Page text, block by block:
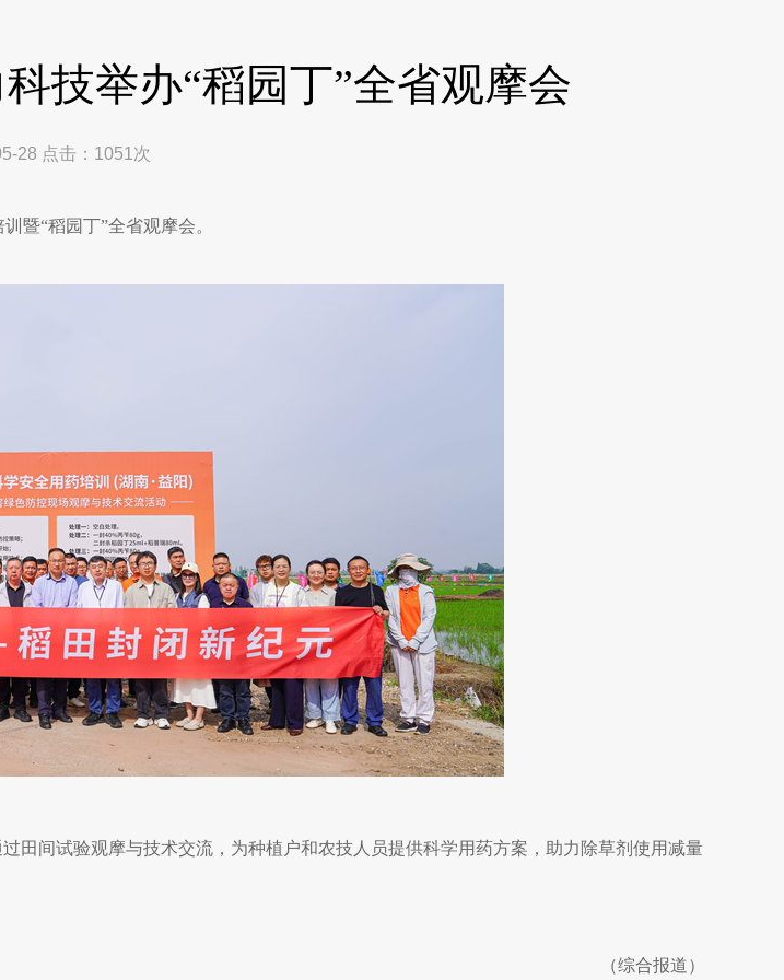
技举办“稻园丁”全省观摩会
28 点击： 1051 次
暨“稻园丁”全省观摩会。
田间试验观摩与技术交流，为种植户和农技人员提供科学用药方案，助力除草剂使用减量
（综合报道）